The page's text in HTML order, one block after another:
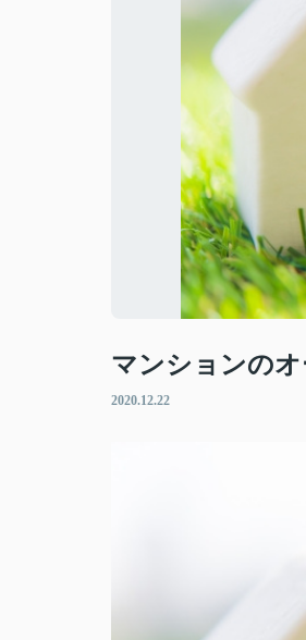
マンションの
2020.12.22